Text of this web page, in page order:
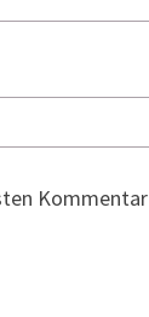
Kommentar